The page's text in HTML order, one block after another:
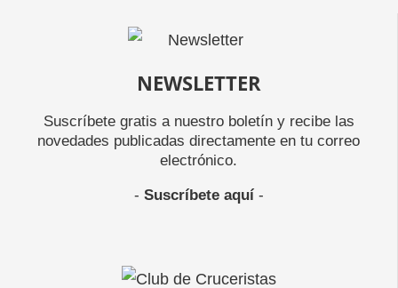
NEWSLETTER
Suscríbete gratis a nuestro boletín y recibe las
novedades publicadas directamente en tu correo
electrónico.
- Suscríbete aquí-